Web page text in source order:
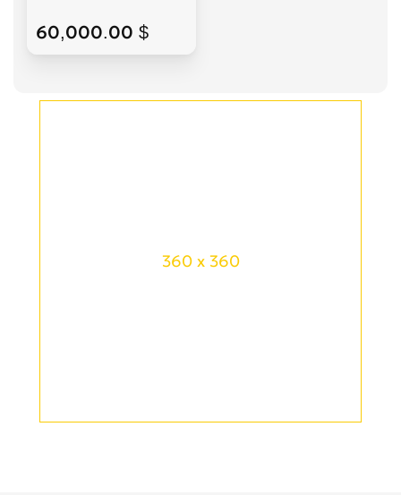
60,000.00 $
360 x 360